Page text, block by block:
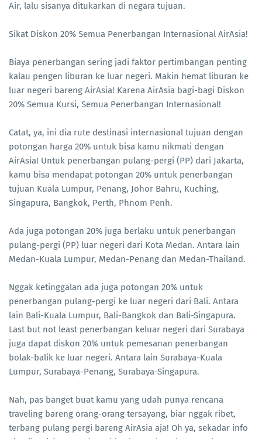
Air, lalu sisanya ditukarkan di negara tujuan.
Sikat Diskon 20% Semua Penerbangan Internasional AirAsia!
Biaya penerbangan sering jadi faktor pertimbangan penting
kalau pengen liburan ke luar negeri. Makin hemat liburan ke
luar negeri bareng AirAsia! Karena AirAsia bagi-bagi Diskon
20% Semua Kursi, Semua Penerbangan Internasional!
Catat, ya, ini dia rute destinasi internasional tujuan dengan
potongan harga 20% untuk bisa kamu nikmati dengan
AirAsia! Untuk penerbangan pulang-pergi (PP) dari Jakarta,
kamu bisa mendapat potongan 20% untuk penerbangan
tujuan Kuala Lumpur, Penang, Johor Bahru, Kuching,
Singapura, Bangkok, Perth, Phnom Penh.
Ada juga potongan 20% juga berlaku untuk penerbangan
pulang-pergi (PP) luar negeri dari Kota Medan. Antara lain
Medan-Kuala Lumpur, Medan-Penang dan Medan-Thailand.
Nggak ketinggalan ada juga potongan 20% untuk
penerbangan pulang-pergi ke luar negeri dari Bali. Antara
lain Bali-Kuala Lumpur, Bali-Bangkok dan Bali-Singapura.
Last but not least penerbangan keluar negeri dari Surabaya
juga dapat diskon 20% untuk pemesanan penerbangan
bolak-balik ke luar negeri. Antara lain Surabaya-Kuala
Lumpur, Surabaya-Penang, Surabaya-Singapura.
Nah, pas banget buat kamu yang udah punya rencana
traveling bareng orang-orang tersayang, biar nggak ribet,
terbang pulang pergi bareng AirAsia aja! Oh ya, sekadar info